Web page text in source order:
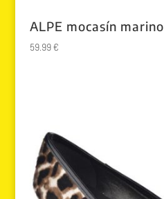
ALPE mocasín marino
59.99€